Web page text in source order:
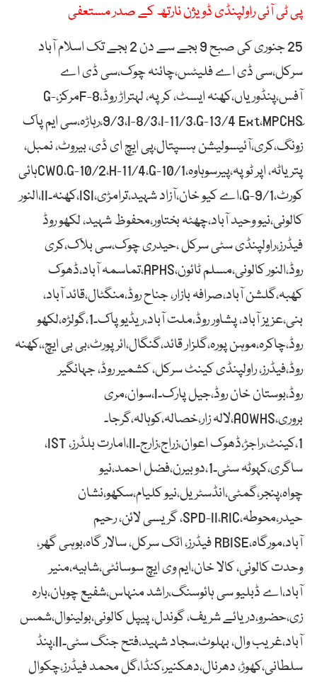
پی ٹی آئی راولپنڈی ڈویژن نارتھ کے صدر مستعفی
25 جنوری کی صبح 9 بجے سے دن 2 بجے تک اسلام آباد
سرکل،سی ڈی اے فلیٹس،چائنہ چوک،سی ڈی اے
آفس،پنڈوریاں،کھنہ ایسٹ، کرپہ، لہتراڑ روڈ،F-8مرکز،G-
9/3،I-8/3،I-11/3،G-13/4 Ext،MPCHSِِ،رہاڑہ،سی ایم پاک
زونگ،کری،آئیسولیشن ہسپتال،پی ایچ ای ڈی، بیروٹ، نمبل،
پتریاٹہ، اپر ٹوپہ،پیرسوہاوہ،CWO،G-10/2،H-11/4،G-10/1ہائی
کورٹ،G-9/1،اے کیو خان،آزاد شہید،ترامڑی،ISI،کھنہ۔II،النور
کالونی،نیو وحید آباد،چھٹہ بختاور،محفوظ شہید، لکھو روڈ
فیڈرز،راولپنڈی سٹی سرکل ،حیدری چوک،سی بلاک،کری
روڈ،النور کالونی،مسلم ٹائون،APHS،تماسمہ آباد،ڈھوک
کھبہ،گلشن آباد،صرافہ بازار، جناح روڈ،منگٹال،قائد آباد،
بنی،عزیز آباد، پشاور روڈ،ملت آباد،ریڈیو پاک۔1،گولڑہ،لکھو
روڈ،چاکرہ،موہن پورہ،گلزار قائد،گنگال،ائر پورٹ،بی بی ایچ،،کھنہ
روڈ،فیڈرز، راولپنڈی کینٹ سرکل، کشمیر روڈ، جہانگیر
روڈ،بوستان خان روڈ،جیل پارک۔I،سوان،مری
بروری،AOWHS،لالہ زار،خصالہ،کوہالہ،گرجا۔
1،کینٹ،راجڑ،ڈھوک اعوان،زراج،زارج۔II،امارت بلڈرز، IST،
ساگری،کہوٹہ سٹی۔1،دوبیرن،فضل احمد،نیو
چواہ،پنجر،گمٹی،انڈسٹریل،نیو کلیام،سکھو،نشان
حیدر،محوطہ،SPD-II،RIC، گریسی لائن، رحیم
آباد،مورگاہ،RBISE فیڈرز، اٹک سرکل، سالار گاہ،بوہی گھر،
وحدت کالونی، کالا خان،ایم وی ایچ سوسائٹی،شاہیہ،منیر
آباد،اے ڈبلیو سی ہائوسنگ،راشد منہاس،شفیع چوہان،بارہ
زی،حضرو،دریائے شریف، گوندل، پیپل کالونی،بولینوال،شمس
آباد،غریب وال، بہلوٹ،سجاد شہید،فتح جنگ سٹی۔II،پنڈ
سلطانی،کھوڑ، دھرنال،دھکنیر،کنڈا،گل محمد فیڈرز،چکوال